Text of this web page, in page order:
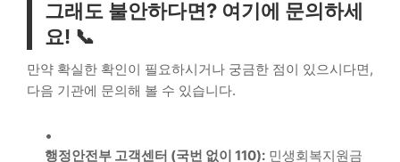
그래도 불안하다면? 여기에 문의하세
요! 📞
만약 확실한 확인이 필요하시거나 궁금한 점이 있으시다면,
다음 기관에 문의해 볼 수 있습니다.
행정안전부 고객센터 (국번 없이 110): 민생회복지원금